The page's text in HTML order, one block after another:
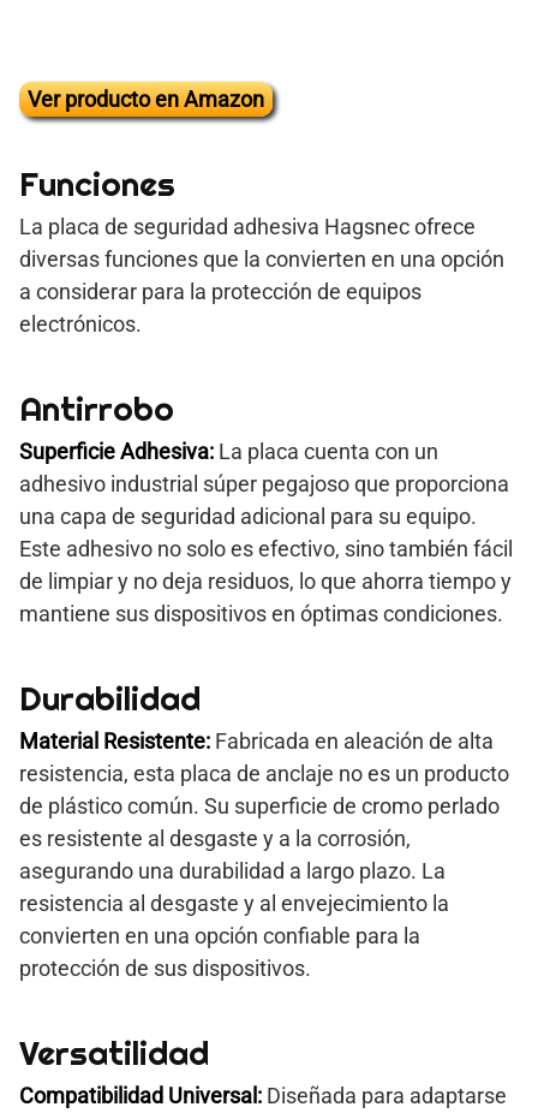
Ver producto en Amazon
Funciones
La placa de seguridad adhesiva Hagsnec ofrece
diversas funciones que la convierten en una opción
a considerar para la protección de equipos
electrónicos.
Antirrobo
Superficie Adhesiva: La placa cuenta con un
adhesivo industrial súper pegajoso que proporciona
una capa de seguridad adicional para su equipo.
Este adhesivo no solo es efectivo, sino también fácil
de limpiar y no deja residuos, lo que ahorra tiempo y
mantiene sus dispositivos en óptimas condiciones.
Durabilidad
Material Resistente: Fabricada en aleación de alta
resistencia, esta placa de anclaje no es un producto
de plástico común. Su superficie de cromo perlado
es resistente al desgaste y a la corrosión,
asegurando una durabilidad a largo plazo. La
resistencia al desgaste y al envejecimiento la
convierten en una opción confiable para la
protección de sus dispositivos.
Versatilidad
Compatibilidad Universal: Diseñada para adaptarse